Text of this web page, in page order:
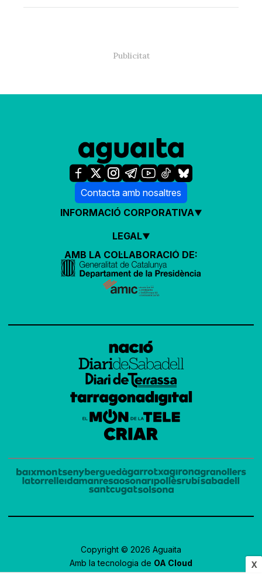
X
Contacta amb nosaltres
INFORMACIÓ CORPORATIVA
LEGAL
AMB LA COL·LABORACIÓ DE:
Copyright © 2026 Aguaita
Amb la tecnologia de OA Cloud